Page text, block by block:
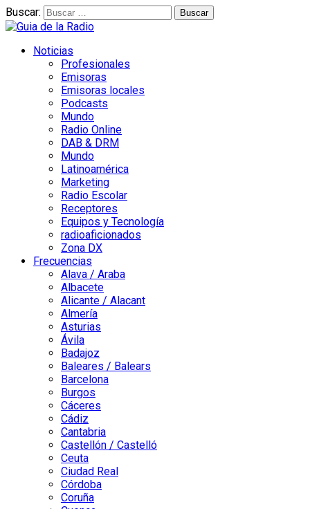
Buscar:
Noticias
Profesionales
Emisoras
Emisoras locales
Podcasts
Mundo
Radio Online
DAB & DRM
Mundo
Latinoamérica
Marketing
Radio Escolar
Receptores
Equipos y Tecnología
radioaficionados
Zona DX
Frecuencias
Alava / Araba
Albacete
Alicante / Alacant
Almería
Asturias
Ávila
Badajoz
Baleares / Balears
Barcelona
Burgos
Cáceres
Cádiz
Cantabria
Castellón / Castelló
Ceuta
Ciudad Real
Córdoba
Coruña